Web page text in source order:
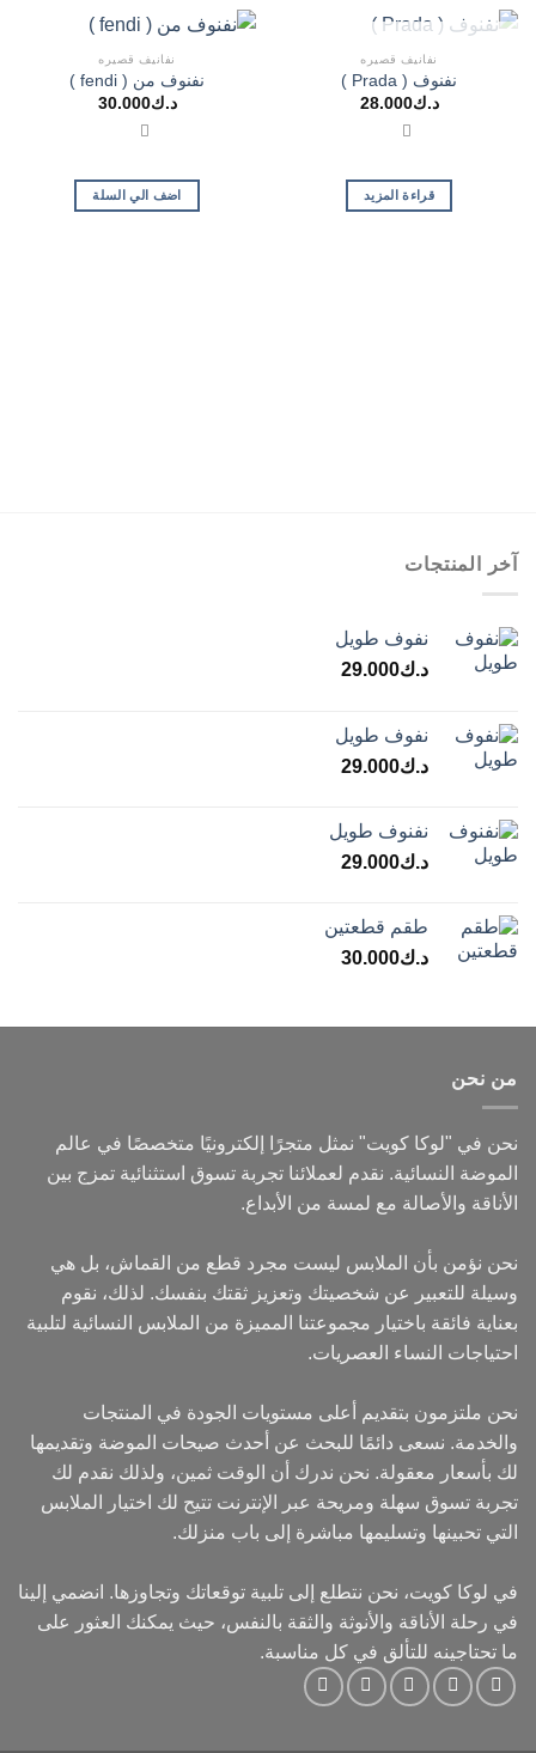
غير متوفر في المخزون
نفانيف قصيره
نفنوف ( Prada )
د.ك28.000
قراءة المزيد
نفانيف قصيره
نفنوف من ( fendi )
د.ك30.000
اضف الي السلة
آخر المنتجات
نفوف طويل
د.ك29.000
نفوف طويل
د.ك29.000
نفنوف طويل
د.ك29.000
طقم قطعتين
د.ك30.000
من نحن
نحن في "لوكا كويت" نمثل متجرًا إلكترونيًا متخصصًا في عالم
الموضة النسائية. نقدم لعملائنا تجربة تسوق استثنائية تمزج بين
الأناقة والأصالة مع لمسة من الأبداع.
نحن نؤمن بأن الملابس ليست مجرد قطع من القماش، بل هي
وسيلة للتعبير عن شخصيتك وتعزيز ثقتك بنفسك. لذلك، نقوم
بعناية فائقة باختيار مجموعتنا المميزة من الملابس النسائية لتلبية
احتياجات النساء العصريات.
نحن ملتزمون بتقديم أعلى مستويات الجودة في المنتجات
والخدمة. نسعى دائمًا للبحث عن أحدث صيحات الموضة وتقديمها
لك بأسعار معقولة. نحن ندرك أن الوقت ثمين، ولذلك نقدم لك
تجربة تسوق سهلة ومريحة عبر الإنترنت تتيح لك اختيار الملابس
التي تحبينها وتسليمها مباشرة إلى باب منزلك.
في لوكا كويت، نحن نتطلع إلى تلبية توقعاتك وتجاوزها. انضمي إلينا
في رحلة الأناقة والأنوثة والثقة بالنفس، حيث يمكنك العثور على
ما تحتاجينه للتألق في كل مناسبة.